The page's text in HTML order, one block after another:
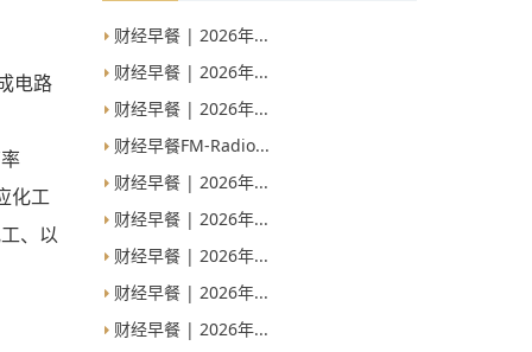
电路
化工
、以
财经早餐 | 2026年...
财经早餐 | 2026年...
财经早餐 | 2026年...
财经早餐FM-Radio...
财经早餐 | 2026年...
财经早餐 | 2026年...
财经早餐 | 2026年...
财经早餐 | 2026年...
财经早餐 | 2026年...